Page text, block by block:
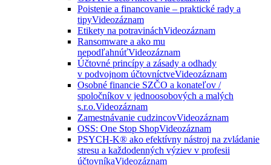
Poistenie a financovanie – praktické rady a
tipyVideozáznam
Etikety na potravináchVideozáznam
Ransomware a ako mu
nepodľahnúťVideozáznam
Účtovné princípy a zásady a odhady
v podvojnom účtovníctveVideozáznam
Osobné financie SZČO a konateľov /
spoločníkov v jednoosobových a malých
s.r.o.Videozáznam
Zamestnávanie cudzincovVideozáznam
OSS: One Stop ShopVideozáznam
PSYCH-K® ako efektívny nástroj na zvládanie
stresu a každodenných výziev v profesii
účtovníkaVideozáznam